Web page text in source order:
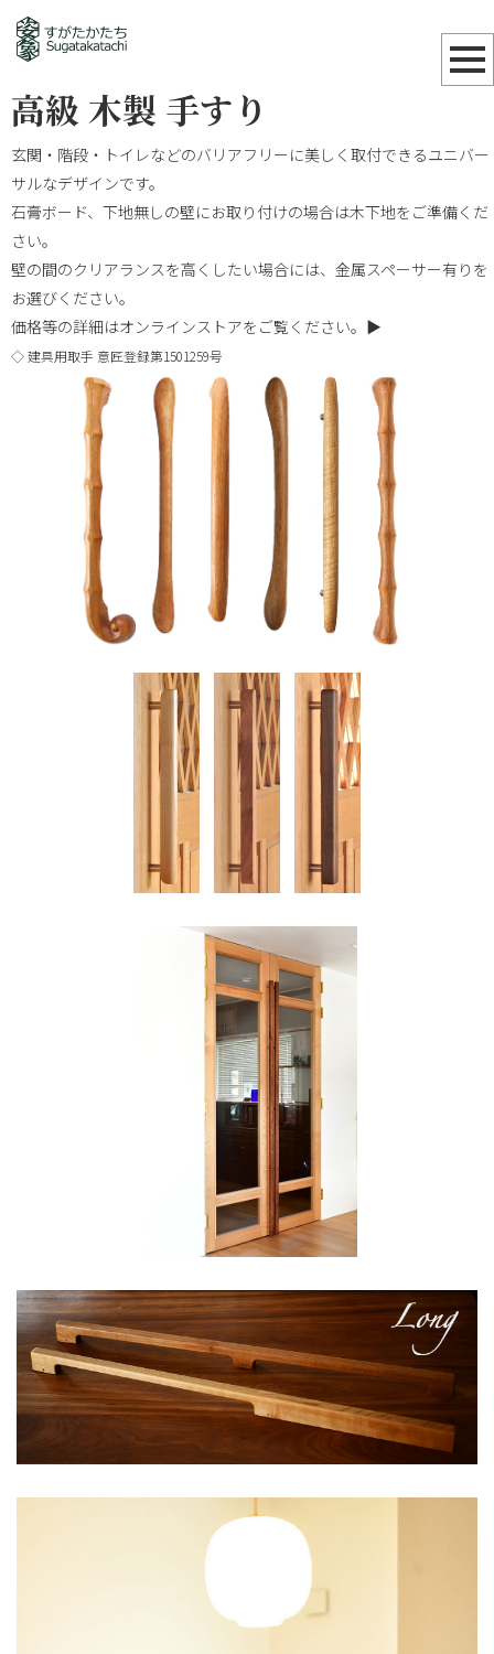
高級 木製 手すり
玄関・階段・トイレなどのバリアフリーに美しく取付できるユニバー
サルなデザインです。
石膏ボード、下地無しの壁にお取り付けの場合は木下地をご準備くだ
さい。
壁の間のクリアランスを高くしたい場合には、金属スペーサー有りを
お選びください。
価格等の詳細はオンラインストアをご覧ください。▶︎
◇ 建具用取手 意匠登録第1501259号